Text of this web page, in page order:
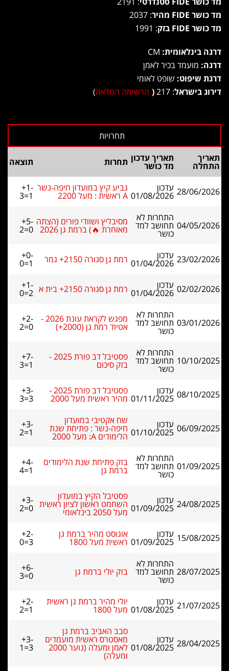
מד כושר FIDE מהיר
: 2037
מד כושר FIDE בזק
: 1991
דרגה בינלאומית:
דרגה: מועמד בכיר לאמן
דרגת שיפוט: שופט לאומי
דירוג בישראל: 217
( הרשימה המלאה)
תאריך
התחלה
תאריך עדכון
מד כושר תחרות תוצאה
28/06/2026 עדכון
01/08/2026
גביע קיץ במועדון חיפה-נשר
A ראשית : מעל 2200
+1-
3=1
04/05/2026
התחרות לא
תחושב למד
כושר
מסיבליץ ושוודי פורים (הצתה
מאוחרת 🔥) ברמת גן 2026
+5-
2=0
23/02/2026 עדכון
01/04/2026 רמת גן סגורה 2150+ גמר +0-
0=1
02/02/2026 עדכון
01/04/2026 רמת גן סגורה 2150+ בית א +1-
0=2
03/01/2026
התחרות לא
תחושב למד
כושר
מפגש לקראת עונת 2026 -
אטיוד רמת גן (2000+)
+2-
2=0
10/10/2025
התחרות לא
תחושב למד
כושר
פסטיבל דב פורת 2025 -
בזק סיכום
+7-
3=1
08/10/2025 עדכון
01/11/2025
פסטיבל דב פורת 2025 -
מהיר ראשית מעל 2000
+3-
3=3
06/09/2025 עדכון
01/10/2025
שח אקטיבי במועדון
חיפה-נשר : פתיחת שנת
הלימודים A: מעל 2000
+3-
2=1
01/09/2025
התחרות לא
תחושב למד
כושר
בזק פתיחת שנת הלימודים
ברמת גן
+4-
4=1
24/08/2025 עדכון
01/09/2025
פסטיבל הקיץ במועדון
השחמט ראשון לציון ראשית
מעל 2050 בינלאומי
+3-
2=0
15/08/2025 עדכון
01/09/2025
אוגוסט מהיר ברמת גן
ראשית מעל 1800
+2-
0=3
28/07/2025
התחרות לא
תחושב למד
כושר
בזק יולי ברמת גן +6-
3=0
21/07/2025 עדכון
01/08/2025
יולי מהיר ברמת גן ראשית
מעל 1800
+2-
2=1
28/04/2025 עדכון
01/08/2025
סבב האביב ברמת גן
מאסטרס ראשית מועמדים
לאמן ומעלה (נוער 2000
ומעלה)
+3-
1=3